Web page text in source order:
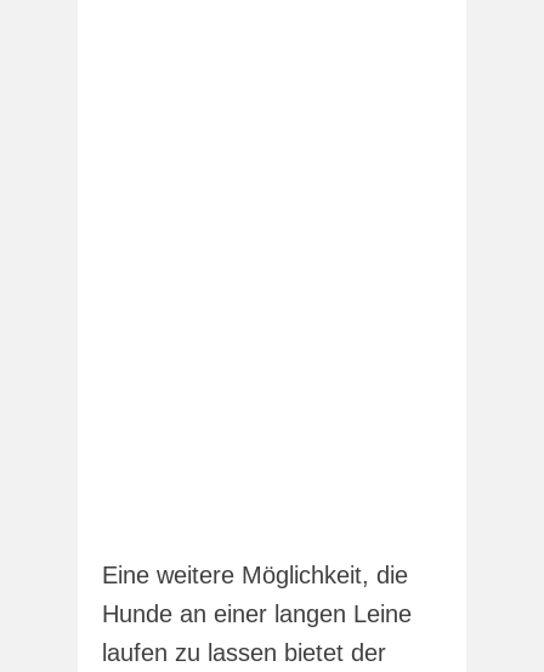
Eine weitere Möglichkeit, die
Hunde an einer langen Leine
laufen zu lassen bietet der